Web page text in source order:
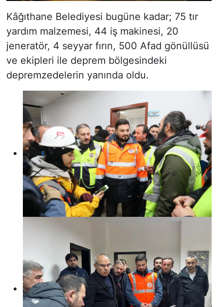
Kâğıthane Belediyesi bugüne kadar; 75 tır
yardım malzemesi, 44 iş makinesi, 20
jeneratör, 4 seyyar fırın, 500 Afad gönüllüsü
ve ekipleri ile deprem bölgesindeki
depremzedelerin yanında oldu.